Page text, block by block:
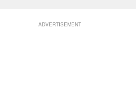
ADVERTISEMENT